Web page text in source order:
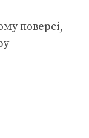
поверсі,